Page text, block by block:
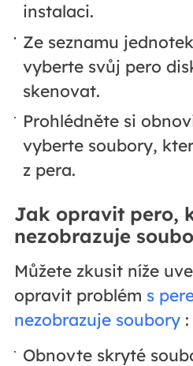
instalaci.
Ze seznamu
vyberte svůj pero
skenovat.
Prohlédněte si
vyberte soubory,
z pera.
Jak opravit pero,
nezobrazuje
Můžete zkusit níže
opravit problém s
nezobrazuje soubory:
Obnovte skryté